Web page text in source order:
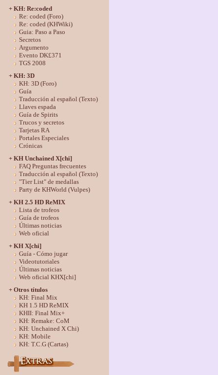
+ KH: Re:coded
Re: coded (Foro)
Re: coded (KHWiki)
Guia: Paso a Paso
Secretos
Argumento
Evento DK£371
TGS 2008
+ KH: 3D
KH: 3D (Foro)
Guía
Traducción al español (Texto)
Llaves espada
Guía de Spirits
Trucos y secretos
Tarjetas RA
Portales Especiales
Crónicas
+ KH Unchained X[chi]
FAQ Preguntas frecuentes
Traducción al español (Texto)
"Tier List" de medallas
Party de KHWorld (Vulpes)
+ KH 2.5 HD ReMIX
Lista de trofeos
Guía de trofeos
Últimas noticias
Web oficial
+ KH X[chi]
Guía - Cómo jugar
Videotutoriales
Últimas noticias
Web oficial KHX[chi]
+ Otros títulos
KH: Final Mix
KH 1.5 HD ReMIX
KHII: Final Mix+
KH: Remake: CoM
KH: Unchained X Chi)
KH: Mobile
KH: T.C.G (Cartas)